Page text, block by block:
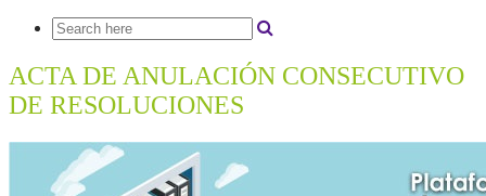
ACTA DE ANULACIÓN CONSECUTIVO
DE RESOLUCIONES